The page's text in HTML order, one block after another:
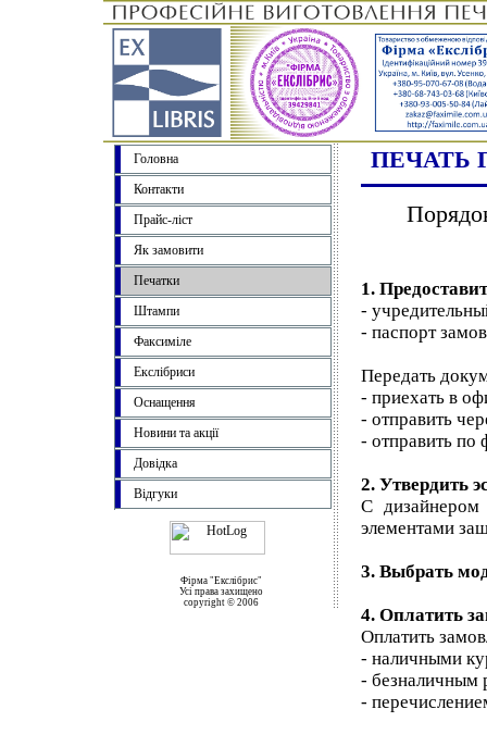
Головна
Контакти
Прайс-ліст
Як замовити
Печатки
Штампи
Факсиміле
Екслібриси
Оснащення
Новини та акції
Довідка
Відгуки
Фірма "Екслібрис"
Усі права захищено
copyright © 2006
ПЕЧАТЬ
1.
-
- паспорт
Передать
- приехать в
- отправить
- отправить по
2. Утвердить
С дизайнером
элементами
3. Выбрать
4. Оплатить
Оплатить
- наличными
- безналичным
-